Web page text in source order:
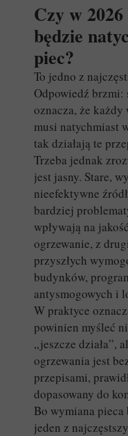
Czy w
będzie
piec?
To jedno z
Odpowiedź brzmi:
oznacza, że
musi natychmiast
tak działają te
Trzeba jednak
jest jasny. Stare,
nieefektywne
bardziej
wpływają na
ogrzewanie, z
przyszłych
budynków,
antysmogowych i
W praktyce
powinien myśleć
„jeszcze działa”,
ogrzewania jest
przepisami,
dopasowany do
Bo wymiana pieca
jeden z